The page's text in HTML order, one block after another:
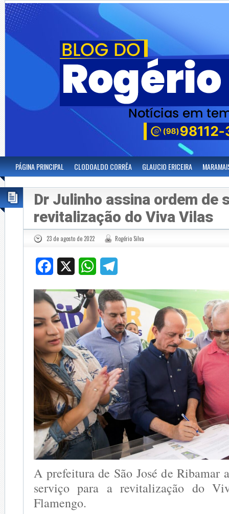
PÁGINA PRINCIPAL CLODOALDO CORRÊA GLAUCIO ERICEIRA
Dr Julinho assina ordem de
revitalização do Viva Vilas
23 de agosto de 2022 Rogério Silva
Facebook WhatsApp
A prefeitura de São José de Ribamar
serviço para a revitalização do
Flamengo.